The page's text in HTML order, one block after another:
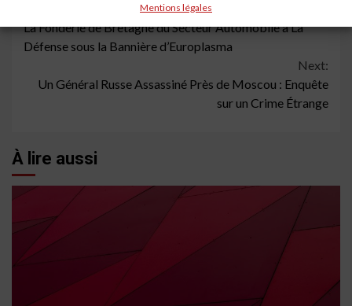
Mentions légales
Reading
La Fonderie de Bretagne du Secteur Automobile à La
Défense sous la Bannière d’Europlasma
Next:
Un Général Russe Assassiné Près de Moscou : Enquête
sur un Crime Étrange
À lire aussi